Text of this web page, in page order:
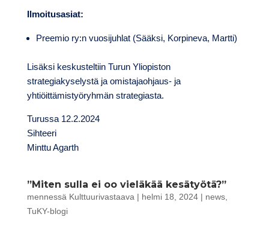
Ilmoitusasiat:
Preemio ry:n vuosijuhlat (Sääksi, Korpineva, Martti)
Lisäksi keskusteltiin Turun Yliopiston
strategiakyselystä ja omistajaohjaus- ja
yhtiöittämistyöryhmän strategiasta.
Turussa 12.2.2024
Sihteeri
Minttu Agarth
”Miten sulla ei oo vieläkää kesätyötä?”
mennessä Kulttuurivastaava | helmi 18, 2024| news,
TuKY-blogi